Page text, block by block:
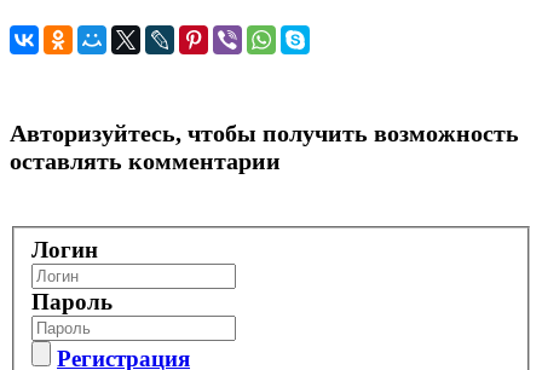
Авторизуйтесь, чтобы получить возможность
оставлять комментарии
Логин
Пароль
Регистрация